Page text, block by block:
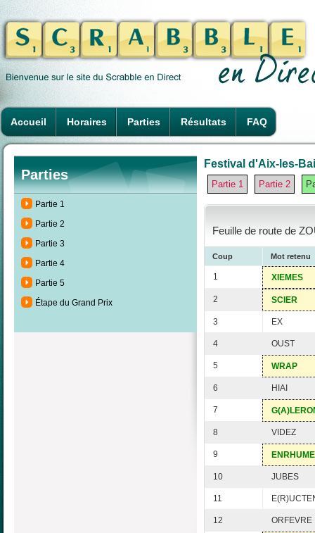
Accueil Horaires Parties Résultats FAQ
Parties
Partie 1
Partie 2
Partie 3
Partie 4
Partie 5
Étape du Grand Prix
Festival d'Aix-les-
Partie 1 Partie 2
Feuille de route de
Coup Mot retenu
1 XIEMES
2 SCIER
3 EX
4 OUST
5 WRAP
6 HIAI
7
8 VIDEZ
9
10 JUBES
11
12 ORFEVRE